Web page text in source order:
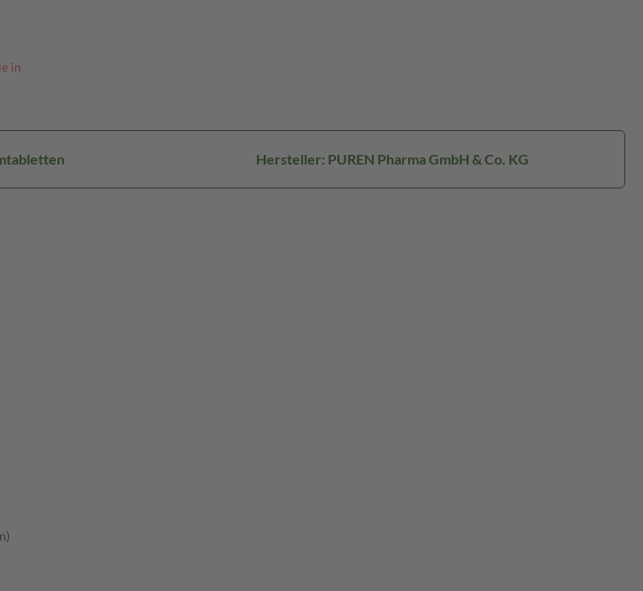
in
Hersteller: PUREN Pharma GmbH & Co. KG